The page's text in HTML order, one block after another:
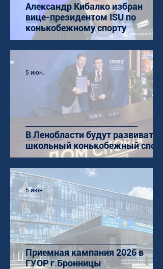
Александр Кибалко избран
вице-президентом ISU по
конькобежному спорту
В Ленобласти будут развивать
школьный конькобежный спорт
5 июн.
Приемная кампания 2026 в
ГУОР г.Бронницы
5 июн.